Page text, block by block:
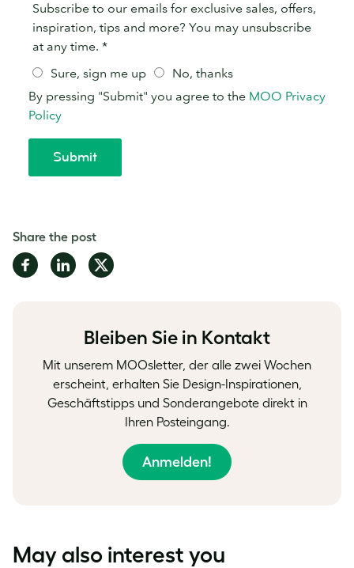
Share the post
Share
on
Share
on
Share
on
Bleiben Sie in Kontakt
Mit unserem MOOsletter, der alle zwei Wochen
erscheint, erhalten Sie Design-Inspirationen,
Geschäftstipps und Sonderangebote direkt in
Ihren Posteingang.
Anmelden!
May also interest you